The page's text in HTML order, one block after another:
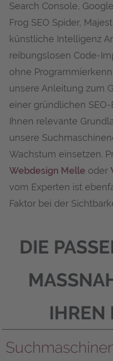
Search Console,
Frog SEO Spider,
künstliche Intelligenz
reibungslosen Code-
ohne
unsere Anleitung zum
einer gründlichen
Ihnen relevante
unsere
Wachstum einsetzen.
Webdesign Melle oder
vom Experten ist
Faktor bei der
DIE
HREN